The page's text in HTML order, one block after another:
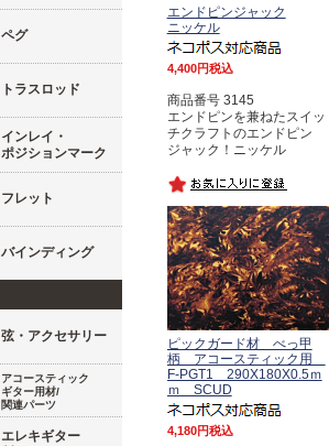
ペグ
トラスロッド
インレイ・
ポジションマーク
フレット
バインディング
弦・アクセサリー
アコースティック
ギター用材/
関連パーツ
エレキギター
エンドピンジャック
ニッケル
4,400 税込
商品番号 3145
エンドピンを兼ねたスイッ
チクラフトのエンドピン
ジャック！ニッケル
ピックガード材 べっ甲
柄 アコースティック用
F-PGT1 290X180X0.5ｍ
ｍ SCUD
4,180 税込